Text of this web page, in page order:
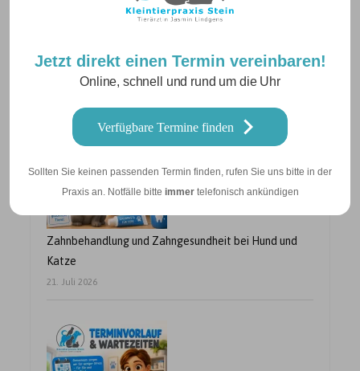
Jetzt direkt einen Termin vereinbaren!
Online, schnell und rund um die Uhr
Verfügbare Termine finden
Sollten Sie keinen passenden Termin finden, rufen Sie uns bitte in der
Praxis an. Notfälle bitte immertelefonisch ankündigen
24. Juli 2026
Zahnbehandlung und Zahngesundheit bei Hund und
Katze
21. Juli 2026